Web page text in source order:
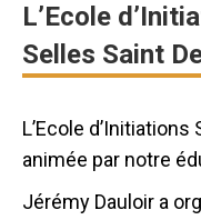
L’Ecole
Selles Saint
L’Ecole
animée par notre
Jérémy Dauloir a